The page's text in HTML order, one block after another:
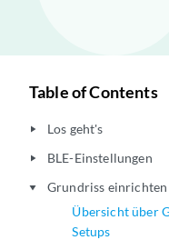
Table of Contents
play_arrow Los geht's
play_arrow BLE-Einstellungen
play_arrow
Grundriss einrichten
Übersicht über
Setups